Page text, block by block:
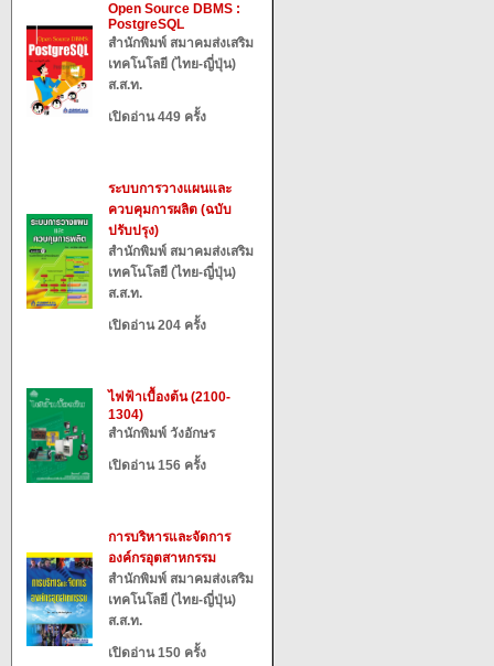
Open Source DBMS :
PostgreSQL
สำนักพิมพ์ สมาคมส่งเสริม
เทคโนโลยี (ไทย-ญี่ปุ่น)
ส.ส.ท.
เปิดอ่าน 449 ครั้ง
ระบบการวางแผนและ
ควบคุมการผลิต (ฉบับ
ปรับปรุง)
สำนักพิมพ์ สมาคมส่งเสริม
เทคโนโลยี (ไทย-ญี่ปุ่น)
ส.ส.ท.
เปิดอ่าน 204 ครั้ง
ไฟฟ้าเบื้องต้น (2100-
1304)
สำนักพิมพ์ วังอักษร
เปิดอ่าน 156 ครั้ง
การบริหารและจัดการ
องค์กรอุตสาหกรรม
สำนักพิมพ์ สมาคมส่งเสริม
เทคโนโลยี (ไทย-ญี่ปุ่น)
ส.ส.ท.
เปิดอ่าน 150 ครั้ง